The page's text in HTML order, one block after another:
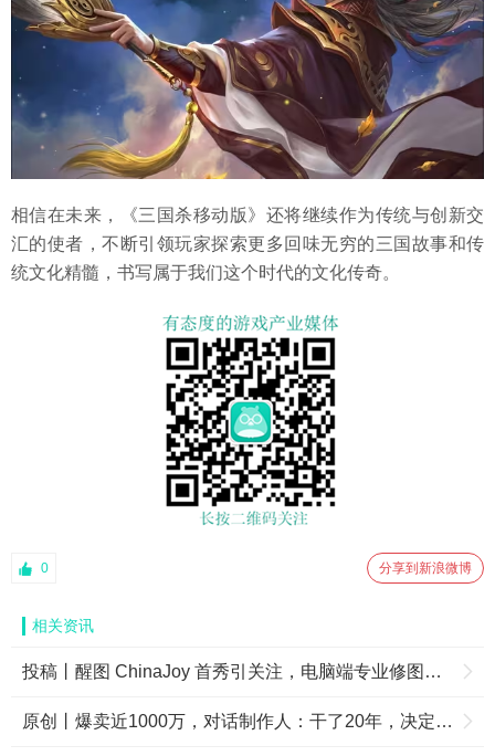
相信在未来，《三国杀移动版》还将继续作为传统与创新交
汇的使者，不断引领玩家探索更多回味无穷的三国故事和传
统文化精髓，书写属于我们这个时代的文化传奇。
0 分享到新浪微博
相关资讯
投稿丨醒图 ChinaJoy 首秀引关注，电脑端专业修图成摄影师新选择
原创丨爆卖近1000万，对话制作人：干了20年，决定在中国拼一把